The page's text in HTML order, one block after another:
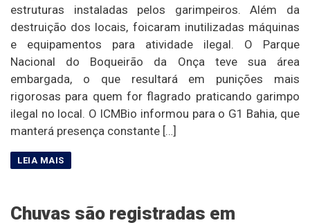
estruturas instaladas pelos garimpeiros. Além da
destruição dos locais, foicaram inutilizadas máquinas
e equipamentos para atividade ilegal. O Parque
Nacional do Boqueirão da Onça teve sua área
embargada, o que resultará em punições mais
rigorosas para quem for flagrado praticando garimpo
ilegal no local. O ICMBio informou para o G1 Bahia, que
manterá presença constante […]
Chuvas são registradas em